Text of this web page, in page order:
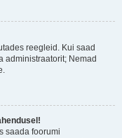
reegleid. Kui saad
administraatorit; Nemad
saada foorumi